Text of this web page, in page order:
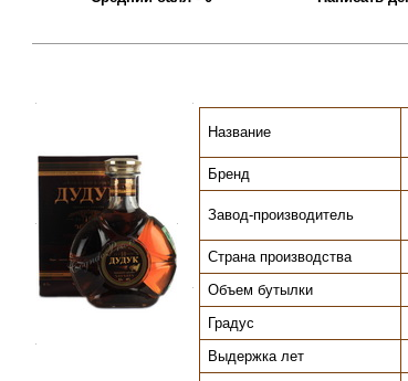
Название
Бренд
Завод-производитель
Страна производства
Объем бутылки
Градус
Выдержка лет